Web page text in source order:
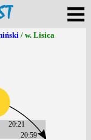
/ w. Lisica
20:59
20:21